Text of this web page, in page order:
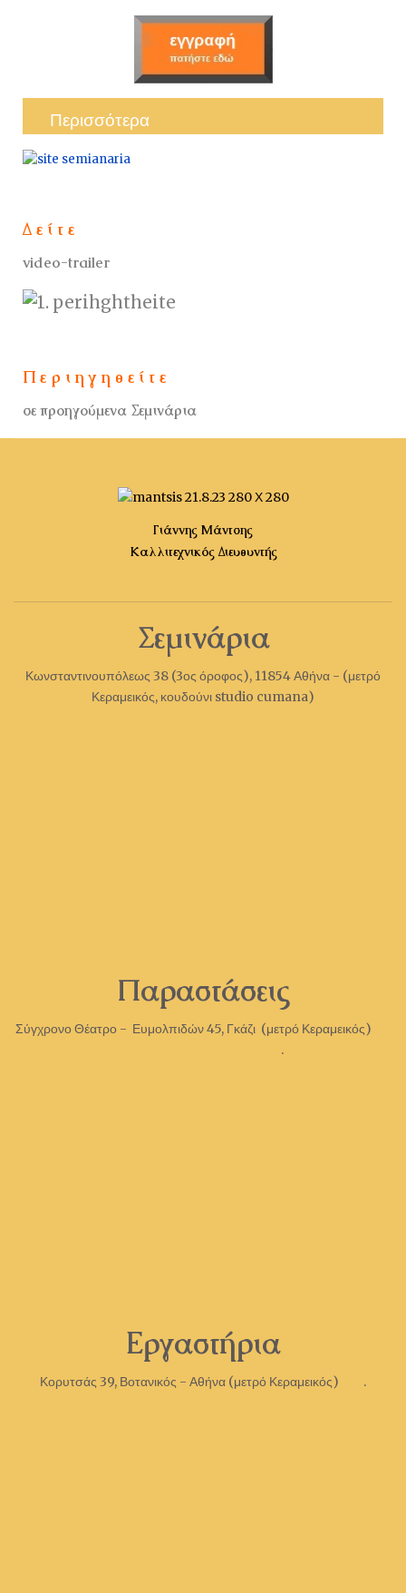
Περισσότερα
Δ ε ί τ ε
video-trailer
Π ε ρ ι η γ η θ ε ί τ ε
σε προηγούμενα Σεμινάρια
Γιάννης Μάντσης
Καλλιτεχνικός Διευθυντής
Σεμινάρια
Κωνσταντινουπόλεως 38 (3ος όροφος), 11854 Αθήνα - (μετρό
Κεραμεικός, κουδούνι studio cumana)
Παραστάσεις
Σύγχρονο Θέατρο - Ευμολπιδών 45, Γκάζι (μετρό Κεραμεικός)
.
Εργαστήρια
Κορυτσάς 39, Βοτανικός - Αθήνα (μετρό Κεραμεικός) .